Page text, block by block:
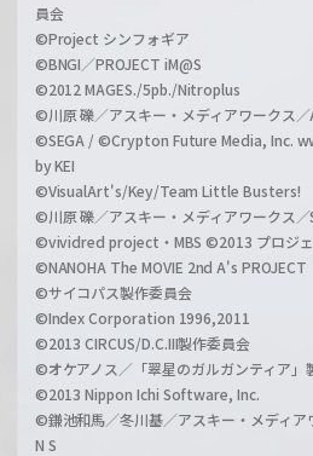
員会
©Project シンフォギア
©BNGI／PROJECT iM@S
©2012 MAGES./5pb./Nitroplus
©川原 礫／アスキー・メディアワークス
©SEGA / ©Crypton Future Media, Inc.
by KEI
©VisualArt's/Key/Team Little Busters!
©川原 礫／アスキー・メディアワークス
©vividred project・MBS ©2013 プロジェ
©NANOHA The MOVIE 2nd A's PROJECT
©サイコパス製作委員会
©Index Corporation 1996,2011
©2013 CIRCUS/D.C.III製作委員会
©オケアノス／「翠星のガルガンティア」
©2013 Nippon Ichi Software, Inc.
©鎌池和馬／冬川基／アスキー・メディア
N S